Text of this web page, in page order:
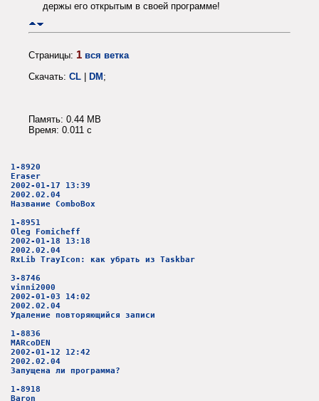
держы его открытым в своей программе!
Страницы: 1 вся ветка
Скачать: CL DM ;
Память: 0.44 MB
Время: 0.011 c
1-8920
Eraser
2002-01-17 13:39
2002.02.04
Название ComboBox
1-8951
Oleg Fomicheff
2002-01-18 13:18
2002.02.04
RxLib TrayIcon: как убрать из Taskbar
3-8746
vinni2000
2002-01-03 14:02
2002.02.04
Удаление повторяющийся записи
1-8836
MARcoDEN
2002-01-12 12:42
2002.02.04
Запущена ли программа?
1-8918
Baron